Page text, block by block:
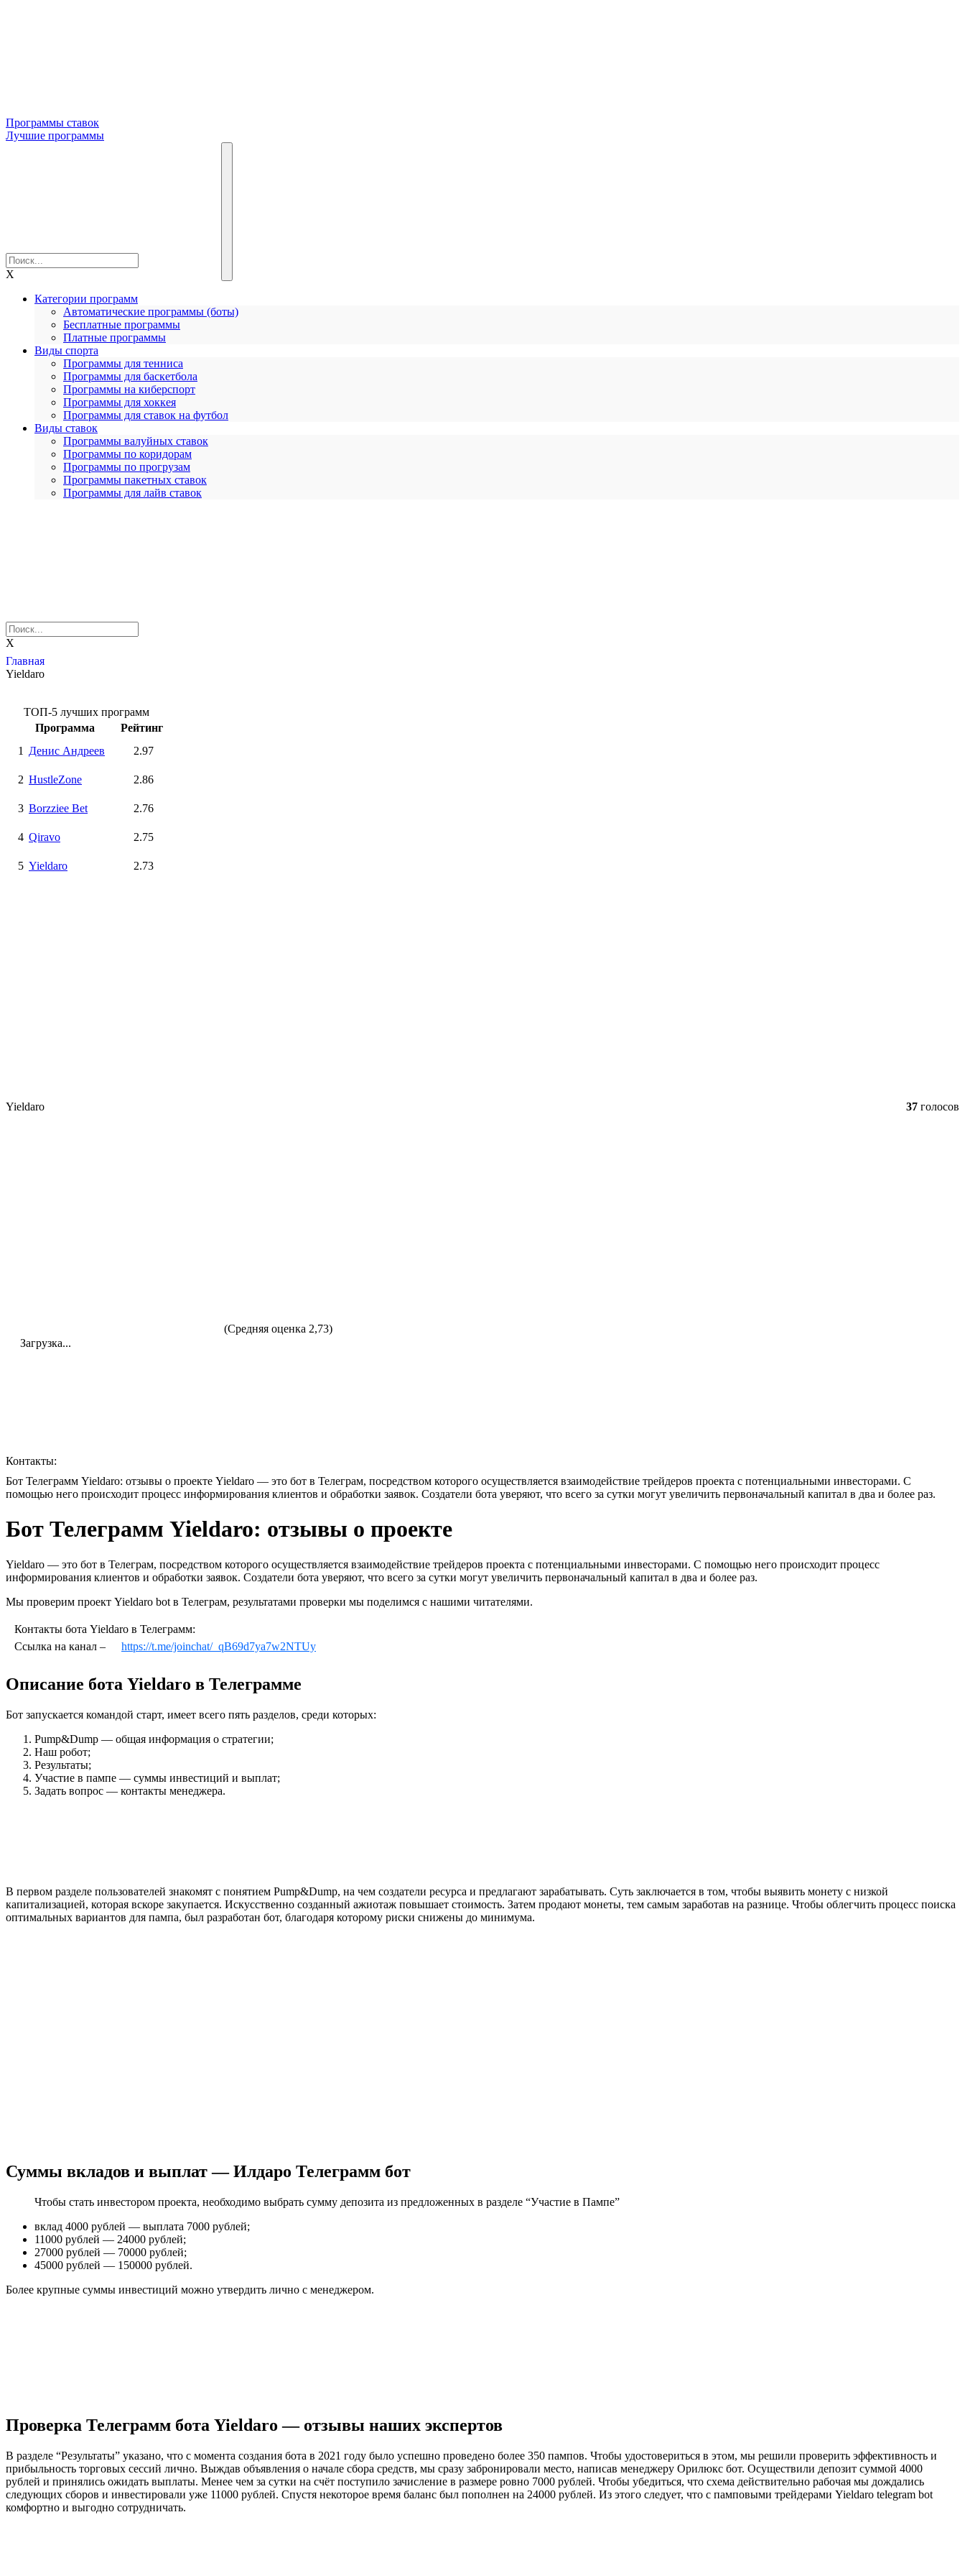
Программы ставок
Лучшие программы
X
Категории программ
Автоматические программы (боты)
Бесплатные программы
Платные программы
Виды спорта
Программы для тенниса
Программы для баскетбола
Программы на киберспорт
Программы для хоккея
Программы для ставок на футбол
Виды ставок
Программы валуйных ставок
Программы по коридорам
Программы по прогрузам
Программы пакетных ставок
Программы для лайв ставок
X
Главная
Yieldaro
ТОП-5 лучших программ
Программа
Рейтинг
1
Денис Андреев 2.97
2 HustleZone 2.86
3 Borzziee Bet 2.76
4 Qiravo 2.75
5 Yieldaro 2.73
Yieldaro 37 голосов
(Средняя оценка 2,73)
Загрузка...
Контакты:
Бот Телеграмм Yieldaro: отзывы о проекте Yieldaro — это бот в Телеграм, посредством которого осуществляется взаимодействие трейдеров проекта с потенциальными инвесторами. С
помощью него происходит процесс информирования клиентов и обработки заявок. Создатели бота уверяют, что всего за сутки могут увеличить первоначальный капитал в два и более раз.
Бот Телеграмм Yieldaro: отзывы о проекте
Yieldaro — это бот в Телеграм, посредством которого осуществляется взаимодействие трейдеров проекта с потенциальными инвесторами. С помощью него происходит процесс
информирования клиентов и обработки заявок. Создатели бота уверяют, что всего за сутки могут увеличить первоначальный капитал в два и более раз.
Мы проверим проект Yieldaro bot в Телеграм, результатами проверки мы поделимся с нашими читателями.
Контакты бота Yieldaro в Телеграмм:
Ссылка на канал –
https://t.me/joinchat/_qB69d7ya7w2NTUy
Описание бота Yieldaro в Телеграмме
Бот запускается командой старт, имеет всего пять разделов, среди которых:
Pump&Dump — общая информация о стратегии;
Наш робот;
Результаты;
Участие в пампе — суммы инвестиций и выплат;
Задать вопрос — контакты менеджера.
В первом разделе пользователей знакомят с понятием Pump&Dump, на чем создатели ресурса и предлагают зарабатывать. Суть заключается в том, чтобы выявить монету с низкой
капитализацией, которая вскоре закупается. Искусственно созданный ажиотаж повышает стоимость. Затем продают монеты, тем самым заработав на разнице. Чтобы облегчить процесс поиска
оптимальных вариантов для пампа, был разработан бот, благодаря которому риски снижены до минимума.
Суммы вкладов и выплат — Илдаро Телеграмм бот
Чтобы стать инвестором проекта, необходимо выбрать сумму депозита из предложенных в разделе “Участие в Пампе”
вклад 4000 рублей — выплата 7000 рублей;
11000 рублей — 24000 рублей;
27000 рублей — 70000 рублей;
45000 рублей — 150000 рублей.
Более крупные суммы инвестиций можно утвердить лично с менеджером.
Проверка Телеграмм бота Yieldaro — отзывы наших экспертов
В разделе “Результаты” указано, что с момента создания бота в 2021 году было успешно проведено более 350 пампов. Чтобы удостовериться в этом, мы решили проверить эффективность и
прибыльность торговых сессий лично. Выждав объявления о начале сбора средств, мы сразу забронировали место, написав менеджеру Орилюкс бот. Осуществили депозит суммой 4000
рублей и принялись ожидать выплаты. Менее чем за сутки на счёт поступило зачисление в размере ровно 7000 рублей. Чтобы убедиться, что схема действительно рабочая мы дождались
следующих сборов и инвестировали уже 11000 рублей. Спустя некоторое время баланс был пополнен на 24000 рублей. Из этого следует, что с памповыми трейдерами Yieldaro telegram bot
комфортно и выгодно сотрудничать.